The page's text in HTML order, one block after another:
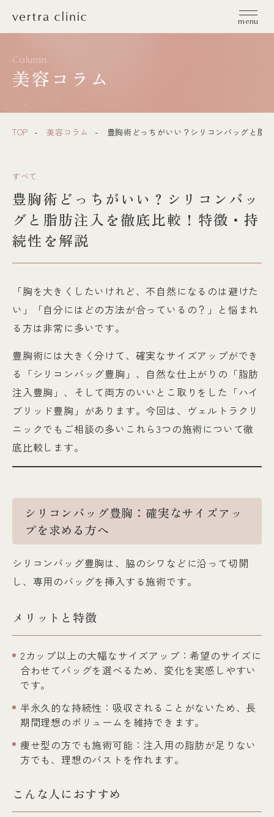
vertra clinic（ヴェルトラクリニック）
menu
Column
美容コラム
TOP 美容コラム 豊胸術どっちがいい？シリコンバッグと脂
すべて
豊胸術どっちがいい？シリコンバッ
グと脂肪注入を徹底比較！特徴・持
続性を解説
「胸を大きくしたいけれど、不自然になるのは避けた
い」「自分にはどの方法が合っているの？」と悩まれ
る方は非常に多いです。
豊胸術には大きく分けて、確実なサイズアップができ
る「シリコンバッグ豊胸」、自然な仕上がりの「脂肪
注入豊胸」、そして両方のいいとこ取りをした「ハイ
ブリッド豊胸」があります。今回は、ヴェルトラクリ
ニックでもご相談の多いこれら3つの施術について徹
底比較します。
シリコンバッグ豊胸：確実なサイズアッ
プを求める方へ
シリコンバッグ豊胸は、脇のシワなどに沿って切開
し、専用のバッグを挿入する施術です。
メリットと特徴
2カップ以上の大幅なサイズアップ：希望のサイズに
合わせてバッグを選べるため、変化を実感しやすい
です。
半永久的な持続性：吸収されることがないため、長
期間理想のボリュームを維持できます。
痩せ型の方でも施術可能：注入用の脂肪が足りない
方でも、理想のバストを作れます。
こんな人におすすめ